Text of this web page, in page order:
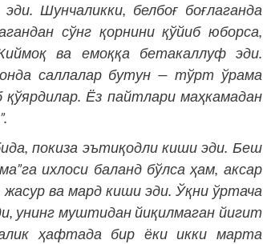
Шунчаликки, белбоғ боғлаганда
сўнг қорнини қўйиб юборса,
ва емоққа бетакаллуф эди.
саллалар бутун — тўрт ўрама
қўярдилар. Ёз пайтлари маҳкамадан
покиза эътиқодли киши эди. Беш
ихлоси баланд бўлса ҳам, аксар
ва мард киши эди. Ўқни ўртача
унинг муштидан йиқилмаган йигит
ҳафтада бир ёки икки марта